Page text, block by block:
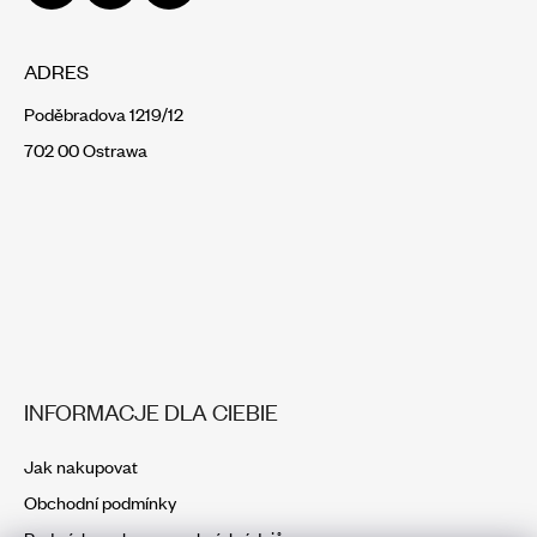
ADRES
Poděbradova 1219/12
702 00 Ostrawa
INFORMACJE DLA CIEBIE
Jak nakupovat
Obchodní podmínky